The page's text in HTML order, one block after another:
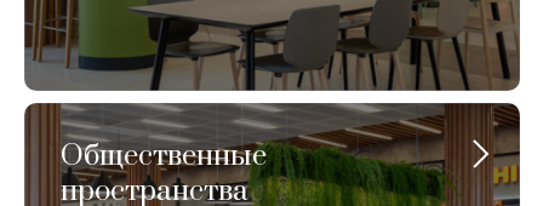
Общественные
пространства